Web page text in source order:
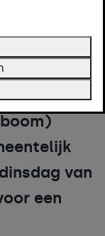
Voor
neemt u
van
een